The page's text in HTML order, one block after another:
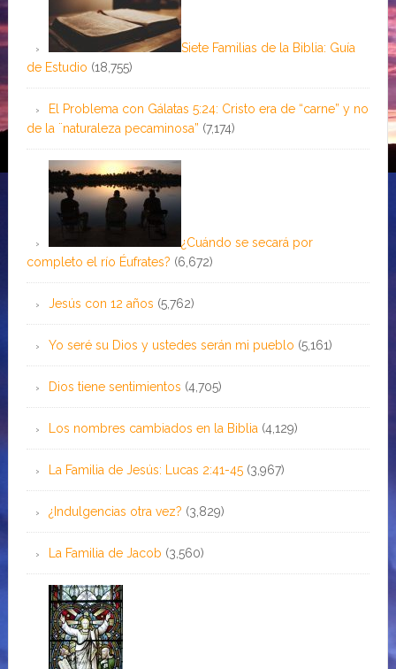
Siete Familias de la Biblia: Guía
de Estudio (18,755)
El Problema con Gálatas 5:24: Cristo era de “carne” y no
de la ¨naturaleza pecaminosa” (7,174)
¿Cuándo se secará por
completo el río Éufrates? (6,672)
Jesús con 12 años (5,762)
Yo seré su Dios y ustedes serán mi pueblo (5,161)
Dios tiene sentimientos (4,705)
Los nombres cambiados en la Biblia (4,129)
La Familia de Jesús: Lucas 2:41-45 (3,967)
¿Indulgencias otra vez? (3,829)
La Familia de Jacob (3,560)